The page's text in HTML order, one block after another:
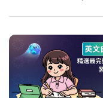
英語變得輕鬆便
連接，你就可以
有應用程式都有